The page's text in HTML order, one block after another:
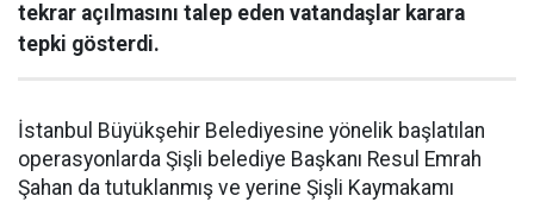
tekrar açılmasını talep eden vatandaşlar karara
tepki gösterdi.
İstanbul Büyükşehir Belediyesine yönelik başlatılan
operasyonlarda Şişli belediye Başkanı Resul Emrah
Şahan da tutuklanmış ve yerine Şişli Kaymakamı